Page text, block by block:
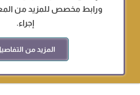
ورابط مخصص للمزيد من
إجراء.
المزيد من